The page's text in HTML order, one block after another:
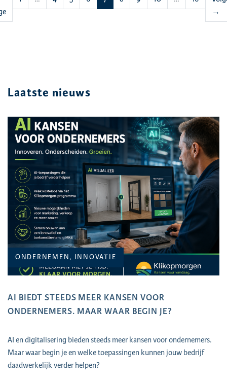
→
Laatste nieuws
ONDERNEMEN, INNOVATIE
AI BIEDT STEEDS MEER KANSEN VOOR
ONDERNEMERS. MAAR WAAR BEGIN JE?
AI en digitalisering bieden steeds meer kansen voor ondernemers.
Maar waar begin je en welke toepassingen kunnen jouw bedrijf
daadwerkelijk verder helpen?